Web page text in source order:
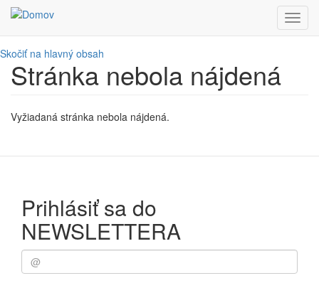
Skočiť na hlavný obsah
Stránka nebola nájdená
Vyžiadaná stránka nebola nájdená.
Prihlásiť sa do
NEWSLETTERA